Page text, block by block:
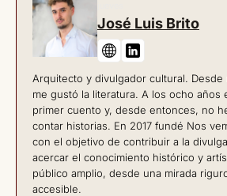
José Luis Brito
Arquitecto y divulgador cultural. Desde
me gustó la literatura. A los ocho años
primer cuento y, desde entonces, no
contar historias. En 2017 fundé Nos
con el objetivo de contribuir a la
acercar el conocimiento histórico y
público amplio, desde una mirada
accesible.